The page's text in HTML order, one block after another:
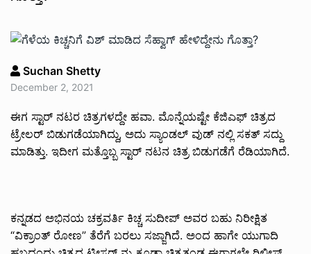
Suchan Shetty
December 2, 2021
ಈಗ ಸ್ಟಾರ್ ನಟರ ಚಿತ್ರಗಳದ್ದೇ ಹವಾ. ಮೊನ್ನೆಯಷ್ಟೇ ಕೆಜಿಎಫ್ ಚಿತ್ರದ
ಟ್ರೇಲರ್ ಬಿಡುಗಡೆಯಾಗಿದ್ದು, ಅದು ಸ್ಯಾಂಡಲ್ ವುಡ್ ನಲ್ಲಿ ಸಕತ್ ಸದ್ದು
ಮಾಡಿತ್ತು. ಇದೀಗ ಮತ್ತೊಬ್ಬ ಸ್ಟಾರ್ ನಟನ ಚಿತ್ರ ಬಿಡುಗಡೆಗೆ ರೆಡಿಯಾಗಿದೆ.
ಕನ್ನಡದ ಅಭಿನಯ ಚಕ್ರವರ್ತಿ ಕಿಚ್ಚ ಸುದೀಪ್ ಅವರ ಬಹು ನಿರೀಕ್ಷಿತ
“ವಿಕ್ರಾಂತ್ ರೋಣ” ತೆರೆಗೆ ಬರಲು ಸಜ್ಜಾಗಿದೆ. ಅಂದ ಹಾಗೇ ಯುಗಾದಿ